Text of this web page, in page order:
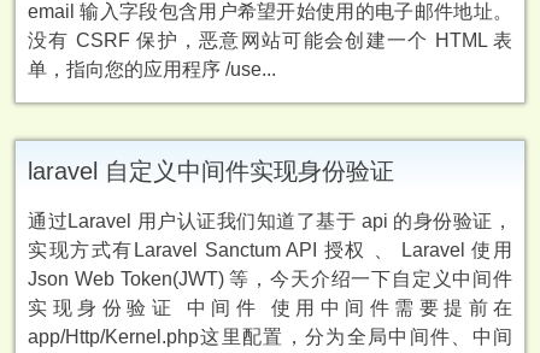
email 输入字段包含用户希望开始使用的电子邮件地址。
没有 CSRF 保护，恶意网站可能会创建一个 HTML 表
单，指向您的应用程序 /use...
laravel 自定义中间件实现身份验证
通过Laravel 用户认证我们知道了基于 api 的身份验证，
实现方式有Laravel Sanctum API 授权 、 Laravel 使用
Json Web Token(JWT) 等，今天介绍一下自定义中间件
实现身份验证 中间件 使用中间件需要提前在
app/Http/Kernel.php这里配置，分为全局中间件、中间